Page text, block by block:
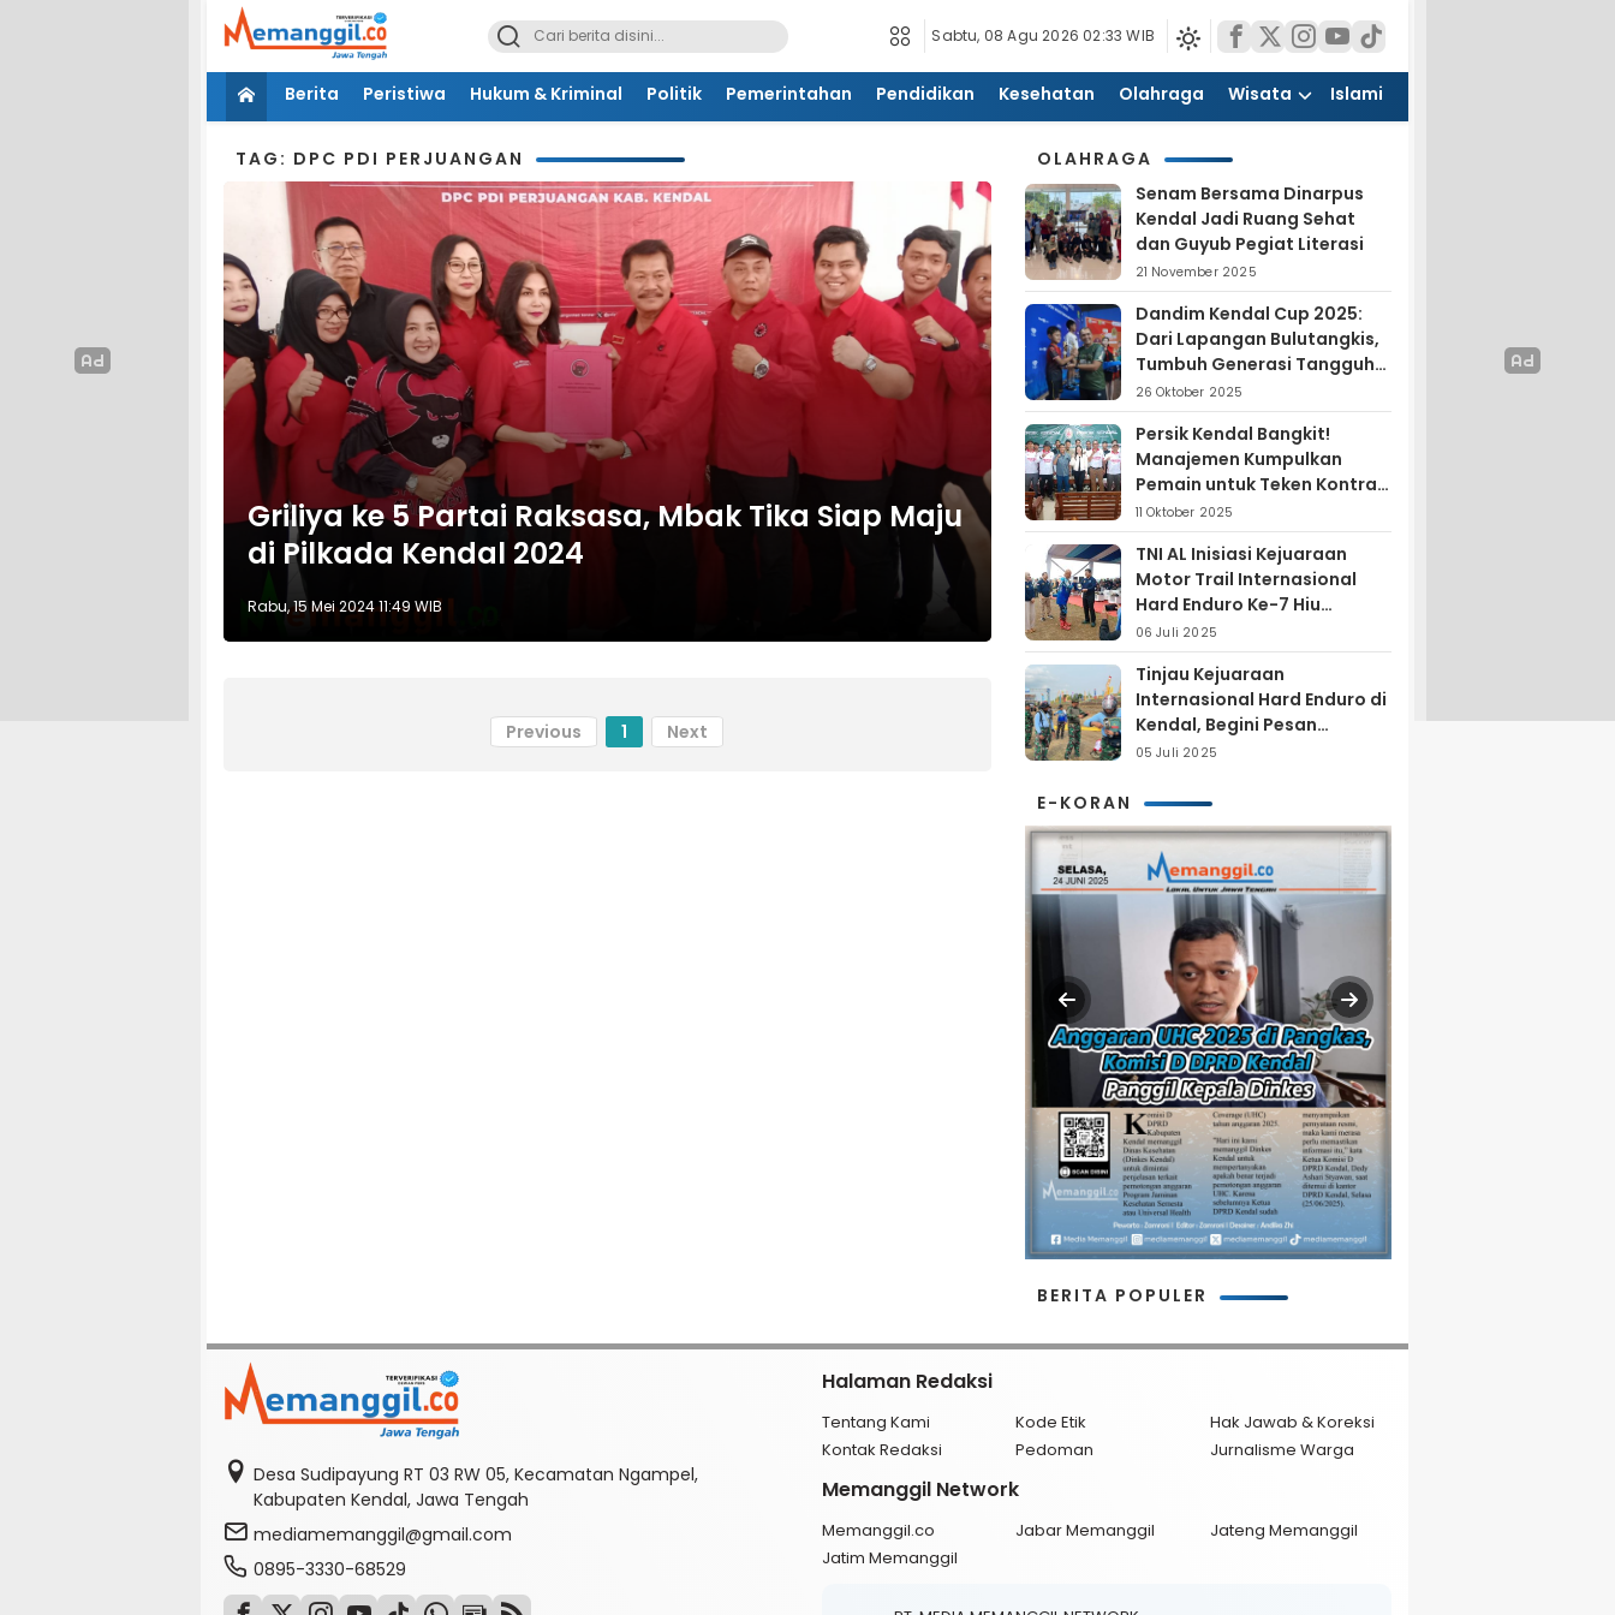
Sabtu, 08 Agu 2026 02:33 WIB
Berita Peristiwa Hukum & Kriminal Politik Pemerintahan Pendidikan Kesehatan Olahraga Wisata Islami
TAG: DPC PDI PERJUANGAN
Griliya ke 5 Partai Raksasa, Mbak Tika Siap Maju
di Pilkada Kendal 2024
Rabu, 15 Mei 2024 11:49 WIB
Previous 1 Next
OLAHRAGA
Senam Bersama Dinarpus
Kendal Jadi Ruang Sehat
dan Guyub Pegiat Literasi
21 November 2025
Dandim Kendal Cup 2025:
Dari Lapangan Bulutangkis,
Tumbuh Generasi Tangguh
dan Nasionalis
26 Oktober 2025
Persik Kendal Bangkit!
Manajemen Kumpulkan
Pemain untuk Teken Kontrak
Jelang Liga 4
11 Oktober 2025
TNI AL Inisiasi Kejuaraan
Motor Trail Internasional
Hard Enduro Ke-7 Hiu
Selatan
06 Juli 2025
Tinjau Kejuaraan
Internasional Hard Enduro di
Kendal, Begini Pesan
Laksamana Pertama TNI AL
05 Juli 2025
E-KORAN
BERITA POPULER
Desa Sudipayung RT 03 RW 05, Kecamatan Ngampel,
Kabupaten Kendal, Jawa Tengah
mediamemanggil@gmail.com
0895-3330-68529
Halaman Redaksi
Tentang Kami Kode Etik
Hak Jawab & Koreksi
Kontak Redaksi
Pedoman Jurnalisme Warga
Memanggil Network
Memanggil.co Jabar Memanggil
Jateng Memanggil
Jatim Memanggil